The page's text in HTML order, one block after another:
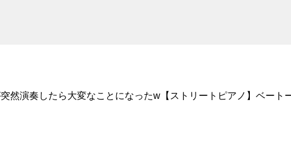
然演奏したら大変なことになったw【ストリートピアノ】ベート